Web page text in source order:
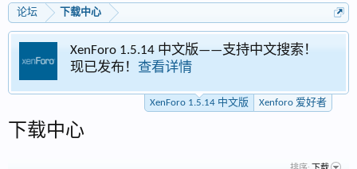
论坛 下载中心
XenForo 1.5.14 中文版——支持中文搜索！
现已发布！ 查看详情
XenForo 1.5.14 中文版 Xenforo 爱好者
下载中心